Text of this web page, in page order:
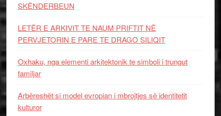
SKËNDERBEUN
LETËR E ARKIVIT TE NAUM PRIFTIT NË
PERVJETORIN E PARE TE DRAGO SILIQIT
Oxhaku, nga elementi arkitektonik te simboli i trungut
familjar
Arbëreshët si model evropian i mbrojtjes së identitetit
kulturor